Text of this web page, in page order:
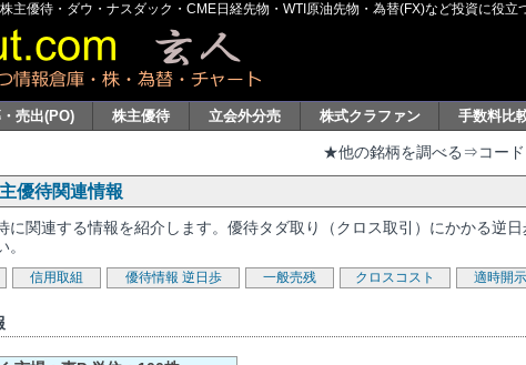
主優待・ダウ・ナスダック・CME日経先物・WTI原油先物・為替(FX)など投資に役
売出(PO) 株主優待 立会外分売 株式クラファン 手数料比
★他の銘柄を調べる⇒コード
優待関連情報
に関連する情報を紹介します。優待タダ取り（クロス取引）にかかる逆
信用取組 優待情報 逆日歩 一般売残 クロスコスト 適時開示